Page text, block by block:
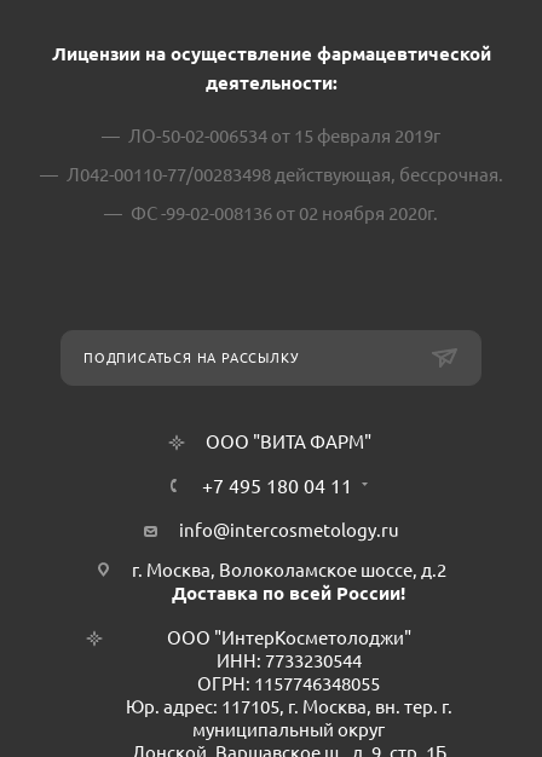
Лицензии на осуществление фармацевтической
деятельности:
ЛО-50-02-006534 от 15 февраля 2019г
Л042-00110-77/00283498 действующая, бессрочная.
ФС -99-02-008136 от 02 ноября 2020г.
ПОДПИСАТЬСЯ НА РАССЫЛКУ
ООО "ВИТА ФАРМ"
+7 495 180 04 11
info@intercosmetology.ru
г. Москва, Волоколамское шоссе, д.2
Доставка по всей России!
ООО "ИнтерКосметолоджи"
ИНН: 7733230544
ОГРН: 1157746348055
Юр. адрес: 117105, г. Москва, вн. тер. г.
муниципальный округ
Донской, Варшавское ш., д. 9, стр. 1Б